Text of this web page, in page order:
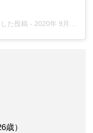
た投稿 - 2020年 9月月3日午前2時39分PDT
歳）